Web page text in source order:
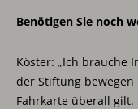
Benötigen Sie noch
Köster: „Ich brauche
der Stiftung bewegen
Fahrkarte überall